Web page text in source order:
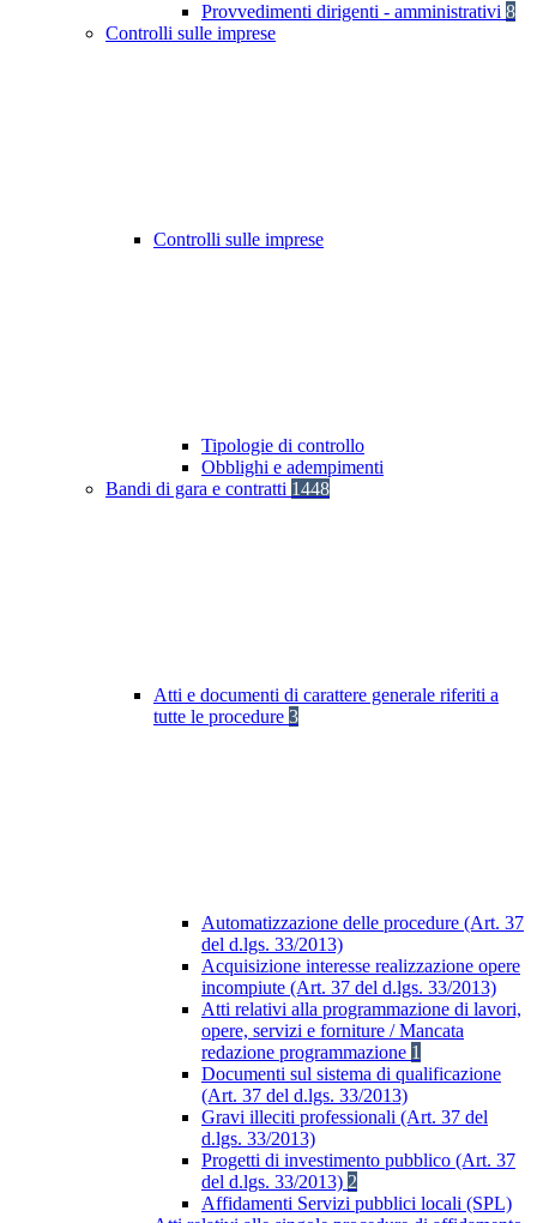
Provvedimenti dirigenti - amministrativi 8
Controlli sulle imprese
Controlli sulle imprese
Tipologie di controllo
Obblighi e adempimenti
Bandi di gara e contratti 1448
Atti e documenti di carattere generale riferiti a
tutte le procedure 3
Automatizzazione delle procedure (Art. 37
del d.lgs. 33/2013)
Acquisizione interesse realizzazione opere
incompiute (Art. 37 del d.lgs. 33/2013)
Atti relativi alla programmazione di lavori,
opere, servizi e forniture / Mancata
redazione programmazione 1
Documenti sul sistema di qualificazione
(Art. 37 del d.lgs. 33/2013)
Gravi illeciti professionali (Art. 37 del
d.lgs. 33/2013)
Progetti di investimento pubblico (Art. 37
del d.lgs. 33/2013) 2
Affidamenti Servizi pubblici locali (SPL)